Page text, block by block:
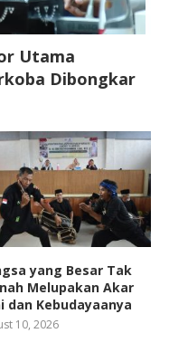
Utama
Dibongkar
yang Besar Tak
Melupakan Akar
dan Kebudayaanya
10, 2026